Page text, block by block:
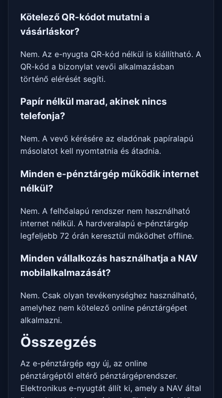
Kötelező QR-kódot mutatni a
vásárláskor?
Nem. Az e-nyugta QR-kód nélkül is kiállítható. A
QR-kód a bizonylat vevői alkalmazásban
történő elérését segíti.
Papír nélkül marad, akinek nincs
telefonja?
Nem. A vevő kérésére az eladónak papíralapú
másolatot kell nyomtatnia és átadnia.
Minden e-pénztárgép működik internet
nélkül?
Nem. A felhőalapú rendszer nem használható
internet nélkül. A hardveralapú e-pénztárgép
legfeljebb 72 órán keresztül működhet offline.
Minden vállalkozás használhatja a NAV
mobilalkalmazását?
Nem. Csak olyan tevékenységhez használható,
amelyhez nem kötelező online pénztárgépet
alkalmazni.
Összegzés
Az e-pénztárgép egy új, az online
pénztárgéptől eltérő pénztárgéprendszer.
Elektronikus e-nyugtát állít ki, amely a NAV által